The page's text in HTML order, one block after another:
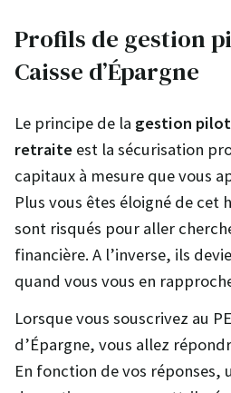
Profils de gestion
Caisse d’Épargne
Le principe de la gestion
retraite est la sécurisation
capitaux à mesure que vous
Plus vous êtes éloigné de cet
sont risqués pour aller
financière. A l’inverse, ils
quand vous vous en
Lorsque vous souscrivez au
d’Épargne, vous allez
En fonction de vos réponses,